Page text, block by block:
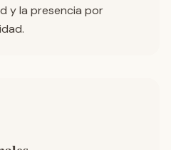
y la presencia por